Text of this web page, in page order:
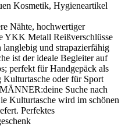
Kosmetik, Hygieneartikel
Nähte, hochwertiger
YKK Metall Reißverschlüsse
und strapazierfähig
ist der ideale Begleiter auf
perfekt für Handgepäck als
Kulturtasche oder für Sport
Suche nach
Kulturtasche wird im schönen
Perfektes